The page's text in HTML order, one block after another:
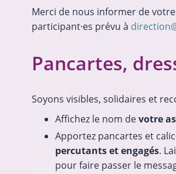
Merci de nous informer de
participant·es prévu à
Pancartes,
Soyons visibles, solidaires et
Affichez le nom devotre
Apportez pancartes et
percutants et engagés.
pour faire passer le